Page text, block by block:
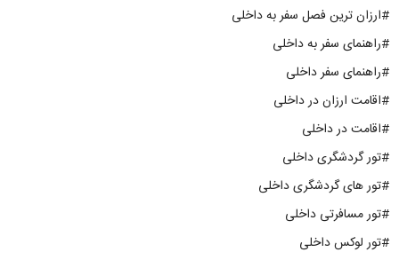
#ارزان ترین فصل سفر به داخلی
#راهنمای سفر به داخلی
#راهنمای سفر داخلی
#اقامت ارزان در داخلی
#اقامت در داخلی
#تور گردشگری داخلی
#تور های گردشگری داخلی
#تور مسافرتی داخلی
#تور لوکس داخلی